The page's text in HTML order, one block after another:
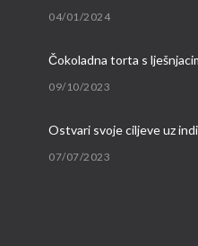
04/01/2024
Čokoladna torta s
09/10/2023
Ostvari svoje ciljeve uz
07/07/2023